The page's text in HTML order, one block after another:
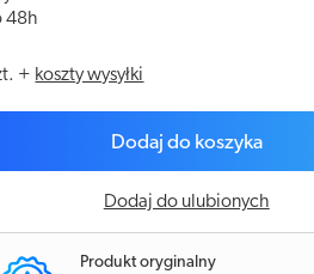
48h
+ koszty wysyłki
Dodaj do koszyka
Dodaj do ulubionych
Produkt oryginalny